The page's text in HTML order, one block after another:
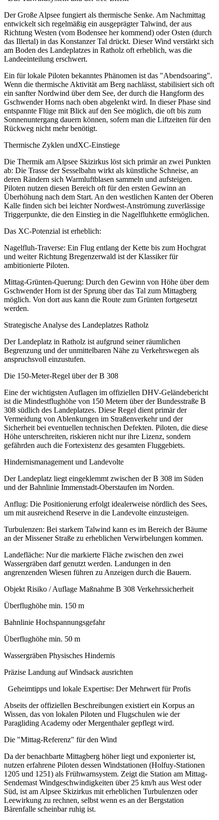
Der Große Alpsee fungiert als thermische Senke. Am Nachmittag
entwickelt sich regelmäßig ein ausgeprägter Talwind, der aus
Richtung Westen (vom Bodensee her kommend) oder Osten (durch
das Illertal) in das Konstanzer Tal drückt. Dieser Wind verstärkt sich
am Boden des Landeplatzes in Ratholz oft erheblich, was die
Landeeinteilung erschwert.
Ein für lokale Piloten bekanntes Phänomen ist das "Abendsoaring".
Wenn die thermische Aktivität am Berg nachlässt, stabilisiert sich oft
ein sanfter Nordwind über dem See, der durch die Hangform des
Gschwender Horns nach oben abgelenkt wird. In dieser Phase sind
entspannte Flüge mit Blick auf den See möglich, die oft bis zum
Sonnenuntergang dauern können, sofern man die Liftzeiten für den
Rückweg nicht mehr benötigt.
Thermische Zyklen undXC-Einstiege
Die Thermik am Alpsee Skizirkus löst sich primär an zwei Punkten
ab: Die Trasse der Sesselbahn wirkt als künstliche Schneise, an
deren Rändern sich Warmluftblasen sammeln und aufsteigen.
Piloten nutzen diesen Bereich oft für den ersten Gewinn an
Überhöhung nach dem Start. An den westlichen Kanten der Oberen
Kalle finden sich bei leichter Nordwest-Anströmung zuverlässige
Triggerpunkte, die den Einstieg in die Nagelfluhkette ermöglichen.
Das XC-Potenzial ist erheblich:
Nagelfluh-Traverse: Ein Flug entlang der Kette bis zum Hochgrat
und weiter Richtung Bregenzerwald ist der Klassiker für
ambitionierte Piloten.
Mittag-Grünten-Querung: Durch den Gewinn von Höhe über dem
Gschwender Horn ist der Sprung über das Tal zum Mittagberg
möglich. Von dort aus kann die Route zum Grünten fortgesetzt
werden.
Strategische Analyse des Landeplatzes Ratholz
Der Landeplatz in Ratholz ist aufgrund seiner räumlichen
Begrenzung und der unmittelbaren Nähe zu Verkehrswegen als
anspruchsvoll einzustufen.
Die 150-Meter-Regel über der B 308
Eine der wichtigsten Auflagen im offiziellen DHV-Geländebericht
ist die Mindestflughöhe von 150 Metern über der Bundesstraße B
308 südlich des Landeplatzes. Diese Regel dient primär der
Vermeidung von Ablenkungen im Straßenverkehr und der
Sicherheit bei eventuellen technischen Defekten. Piloten, die diese
Höhe unterschreiten, riskieren nicht nur ihre Lizenz, sondern
gefährden auch die Fortexistenz des gesamten Fluggebiets.
Hindernismanagement und Landevolte
Der Landeplatz liegt eingeklemmt zwischen der B 308 im Süden
und der Bahnlinie Immenstadt-Oberstaufen im Norden.
Anflug: Die Positionierung erfolgt idealerweise nördlich des Sees,
um mit ausreichend Reserve in die Landevolte einzusteigen.
Turbulenzen: Bei starkem Talwind kann es im Bereich der Bäume
an der Missener Straße zu erheblichen Verwirbelungen kommen.
Landefläche: Nur die markierte Fläche zwischen den zwei
Wassergräben darf genutzt werden. Landungen in den
angrenzenden Wiesen führen zu Anzeigen durch die Bauern.
Objekt Risiko / Auflage Maßnahme B 308 Verkehrssicherheit
Überflughöhe min. 150 m
Bahnlinie Hochspannungsgefahr
Überflughöhe min. 50 m
Wassergräben Physisches Hindernis
Präzise Landung auf Windsack ausrichten
Geheimtipps und lokale Expertise: Der Mehrwert für Profis
Abseits der offiziellen Beschreibungen existiert ein Korpus an
Wissen, das von lokalen Piloten und Flugschulen wie der
Paragliding Academy oder Mergenthaler gepflegt wird.
Die "Mittag-Referenz" für den Wind
Da der benachbarte Mittagberg höher liegt und exponierter ist,
nutzen erfahrene Piloten dessen Windstationen (Holfuy-Stationen
1205 und 1251) als Frühwarnsystem. Zeigt die Station am Mittag-
Sendemast Windgeschwindigkeiten über 25 km/h aus West oder
Süd, ist am Alpsee Skizirkus mit erheblichen Turbulenzen oder
Leewirkung zu rechnen, selbst wenn es an der Bergstation
Bärenfalle scheinbar ruhig ist.